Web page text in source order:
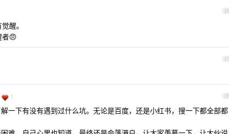
26
醒。
者😠
27
28
1
一下有没有遇到过什么坑。无论是百度，还是小红书，搜一下都全部都